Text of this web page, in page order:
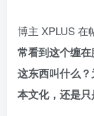
博主 XPLUS 在
常看到这个缠在
这东西叫什么
本文化，还是